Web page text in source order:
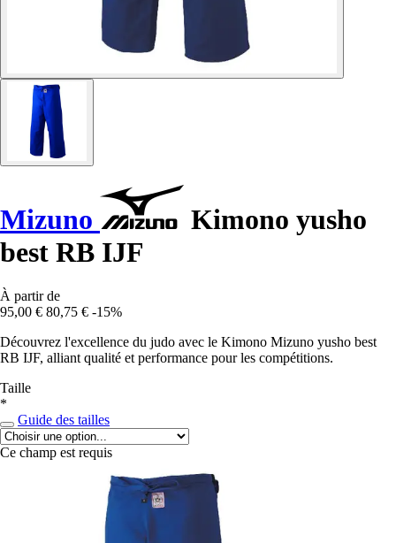
Mizuno
Kimono yusho
best RB IJF
À partir de
95,00 € 80,75 € -15%
Découvrez l'excellence du judo avec le Kimono Mizuno yusho best
RB IJF, alliant qualité et performance pour les compétitions.
Taille
*
Guide des tailles
Ce champ est requis